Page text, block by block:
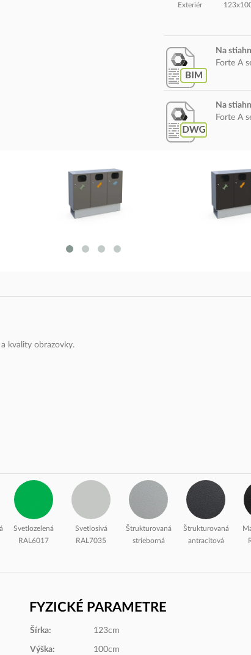
Exteriér
Na
Forte A
Na
Forte A
kvality obrazovky.
Svetlozelená
RAL6017
Svetlosivá
RAL7035
Štrukturovaná
strieborná
Štrukturovaná
antracitová
ďalšie farebné prevedenia
FYZICKÉ PARAMETRE
Šírka: 123cm
Výška: 100cm